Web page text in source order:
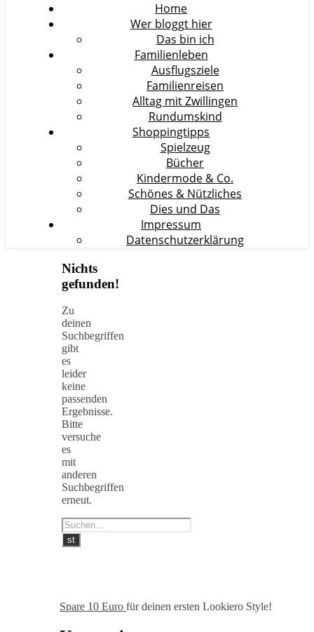
Home
Wer bloggt hier
Das bin ich
Familienleben
Ausflugsziele
Familienreisen
Alltag mit Zwillingen
Rundumskind
Shoppingtipps
Spielzeug
Bücher
Kindermode & Co.
Schönes & Nützliches
Dies und Das
Impressum
Datenschutzerklärung
Nichts
gefunden!
Zu
deinen
Suchbegriffen
gibt
es
leider
keine
passenden
Ergebnisse.
Bitte
versuche
es
mit
anderen
Suchbegriffen
erneut.
Spare 10 Euro für deinen ersten Lookiero Style!